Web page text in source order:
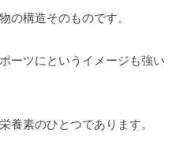
の構造そのものです。
ーツにというイメージも強い
素のひとつであります。